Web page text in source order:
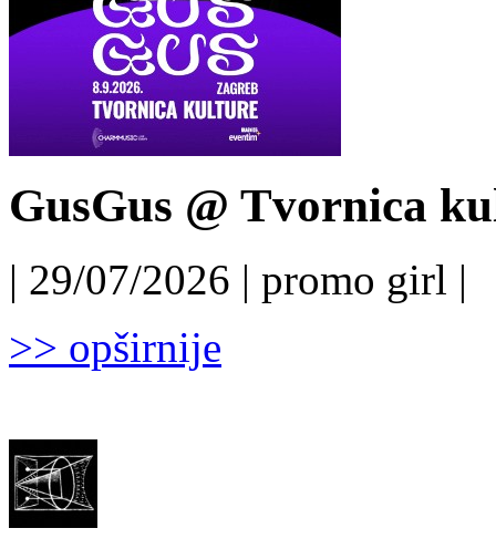
GusGus @ Tvornica
| 29/07/2026 | promo girl |
>> opširnije